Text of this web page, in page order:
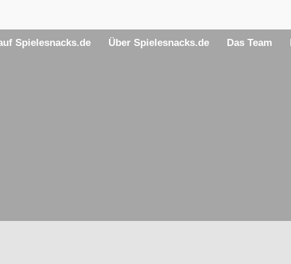
Spielesnacks.de Über Spielesnacks.de Das Team